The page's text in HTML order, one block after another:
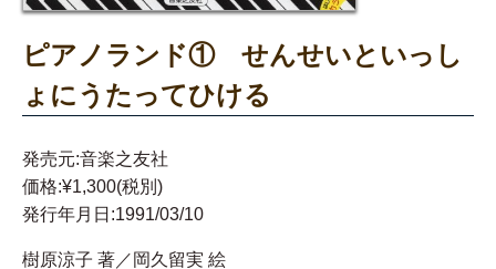
ピアノランド① せんせいといっし
ょにうたってひける
発売元:音楽之友社
価格:¥1,300(税別)
発行年月日:1991/03/10
樹原涼子 著／岡久留実 絵